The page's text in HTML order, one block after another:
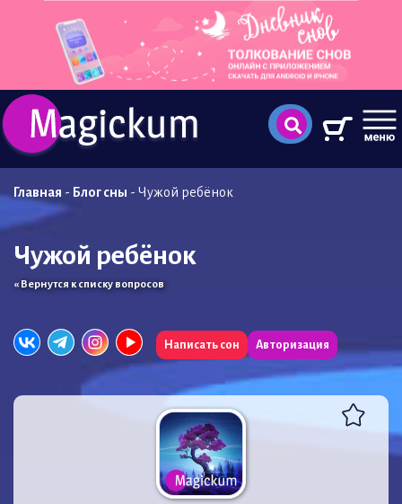
Главная - Блог сны - Чужой ребёнок
Чужой ребёнок
« Вернутся к списку вопросов
Написать сон Авторизация